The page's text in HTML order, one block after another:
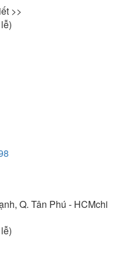
>>
Q. Tân Phú - HCMchi